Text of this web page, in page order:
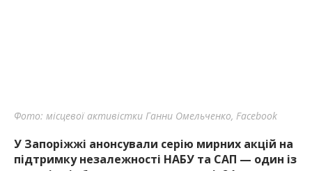
Фото: місцевої активістки Ганни Омельченко, Facebook
У Запоріжжі анонсували серію мирних акцій на
підтримку незалежності НАБУ та САП — один із